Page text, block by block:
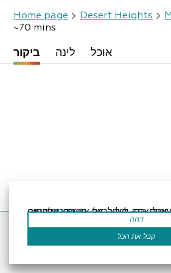
Home page Desert Heights
~70 mins
ביקור לינה אוכל
Accessibility Statement Regulation
אתר זה משתמש בעוגיות כדי לשפר את החוויה שלך.נניח שאתה בסדר עם זה, אבל אתה יכול לבטל את הסכמתך אם תרצה. קרא עוד
דחה
קבל את הכל